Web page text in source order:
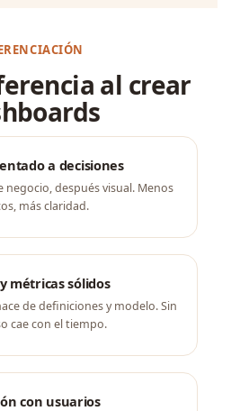
al crear
a decisiones
después visual. Menos
más claridad.
métricas sólidos
de definiciones y modelo. Sin
cae con el tiempo.
con usuarios